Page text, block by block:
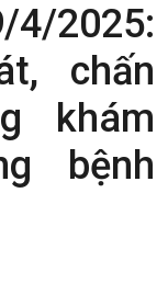
2025:
chấn
khám
bệnh